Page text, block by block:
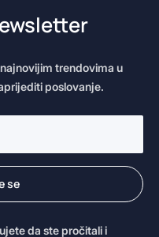
trendovima u
poslovanje.
se
da ste pročitali i